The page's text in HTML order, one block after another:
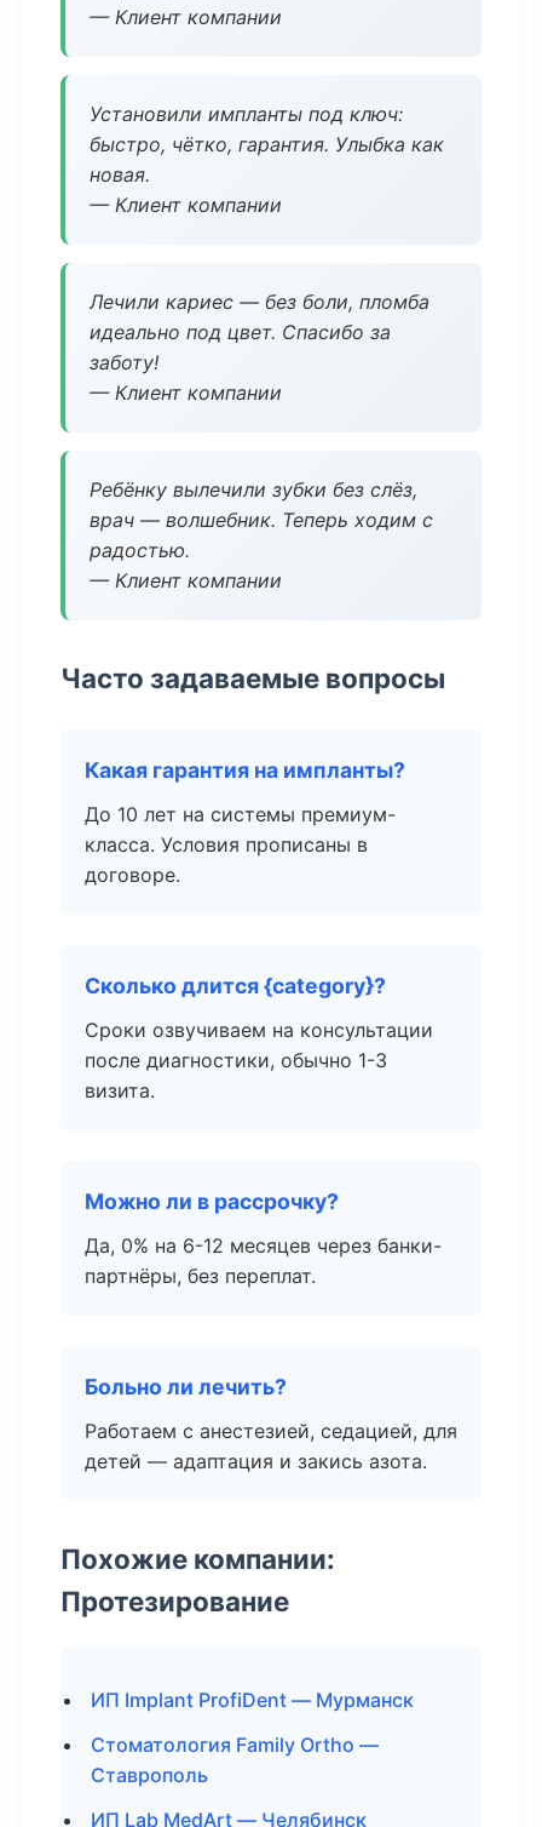
— Клиент компании
Установили импланты под ключ:
быстро, чётко, гарантия. Улыбка как
новая.
— Клиент компании
Лечили кариес — без боли, пломба
идеально под цвет. Спасибо за
заботу!
— Клиент компании
Ребёнку вылечили зубки без слёз,
врач — волшебник. Теперь ходим с
радостью.
— Клиент компании
Часто задаваемые вопросы
Какая гарантия на импланты?
До 10 лет на системы премиум-
класса. Условия прописаны в
договоре.
Сколько длится {category}?
Сроки озвучиваем на консультации
после диагностики, обычно 1-3
визита.
Можно ли в рассрочку?
Да, 0% на 6-12 месяцев через банки-
партнёры, без переплат.
Больно ли лечить?
Работаем с анестезией, седацией, для
детей — адаптация и закись азота.
Похожие компании:
Протезирование
ИП Implant ProfiDent — Мурманск
Стоматология Family Ortho —
Ставрополь
ИП Lab MedArt — Челябинск